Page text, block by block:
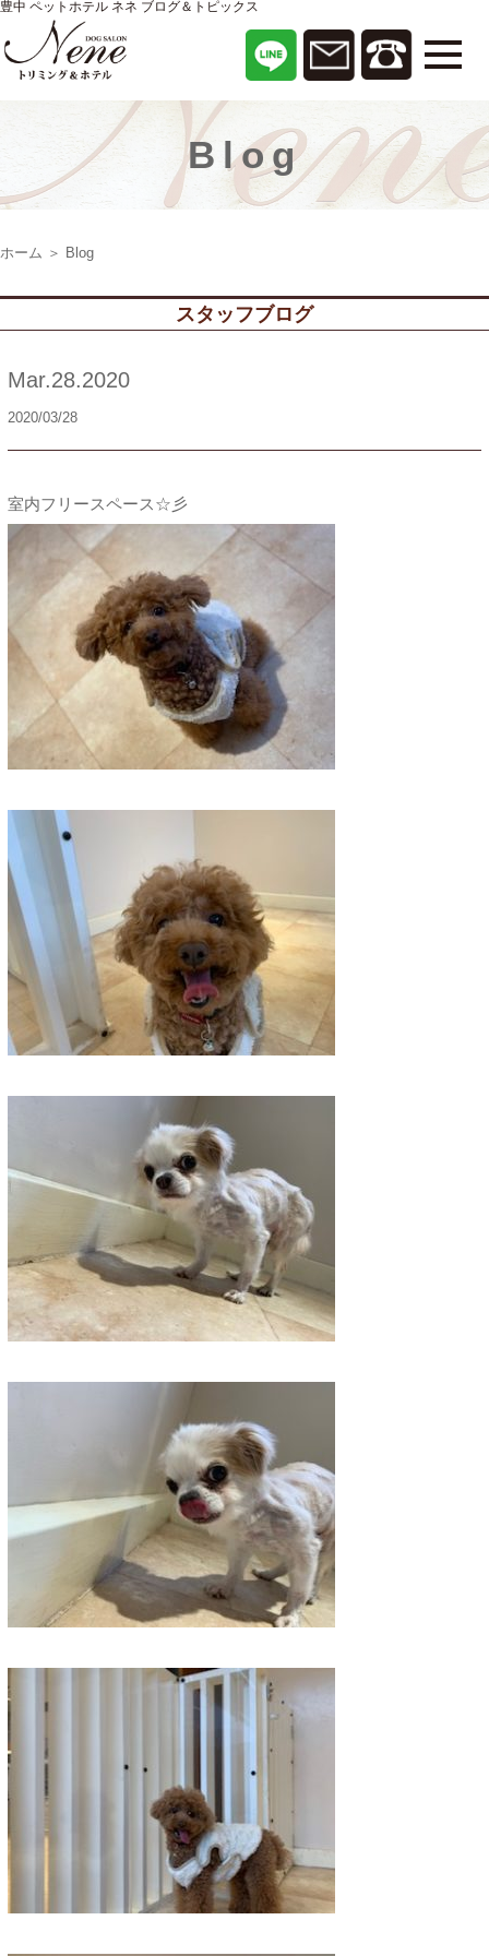
豊中 ペットホテル ネネ ブログ＆トピックス
Blog
ホーム ＞ Blog
スタッフブログ
Mar.28.2020
2020/03/28
室内フリースペース☆彡